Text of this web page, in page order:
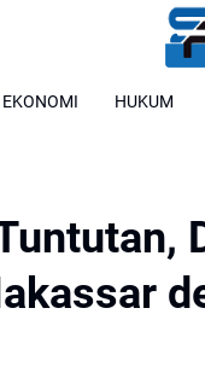
EKONOMI HUKUM